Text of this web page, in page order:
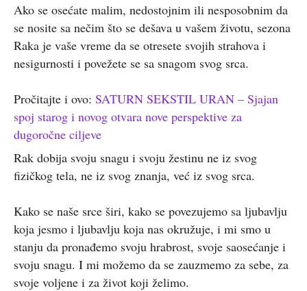
Ako se osećate malim, nedostojnim ili nesposobnim da
se nosite sa nečim što se dešava u vašem životu, sezona
Raka je vaše vreme da se otresete svojih strahova i
nesigurnosti i povežete se sa snagom svog srca.
Pročitajte i ovo: SATURN SEKSTIL URAN – Sjajan
spoj starog i novog otvara nove perspektive za
dugoročne ciljeve
Rak dobija svoju snagu i svoju žestinu ne iz svog
fizičkog tela, ne iz svog znanja, već iz svog srca.
Kako se naše srce širi, kako se povezujemo sa ljubavlju
koja jesmo i ljubavlju koja nas okružuje, i mi smo u
stanju da pronađemo svoju hrabrost, svoje saosećanje i
svoju snagu. I mi možemo da se zauzmemo za sebe, za
svoje voljene i za život koji želimo.